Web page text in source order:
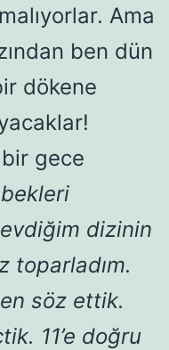
Ama
ben dün
dökene
gece
dizinin
toparladım.
söz ettik.
11’e doğru